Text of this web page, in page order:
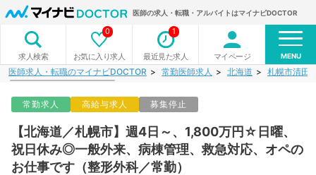
医師の求人・転職・アルバイトはマイナビDOCTOR
求人検索 お気に入り求人
0
最近見た求人
1
マイページ MENU
医師求人・転職のマイナビDOCTOR 常勤医師求人 北海道 札幌市清田
常勤求人 高給与求人 募集停止
【北海道／札幌市】週4日～、1,800万円☆日曜、
祝日休み◎一般外来、病棟管理、救急対応、オペの
お仕事です（整形外科／常勤）